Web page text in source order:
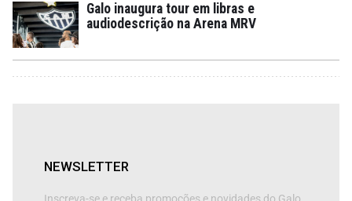
Galo inaugura tour em libras e
audiodescrição na Arena MRV
NEWSLETTER